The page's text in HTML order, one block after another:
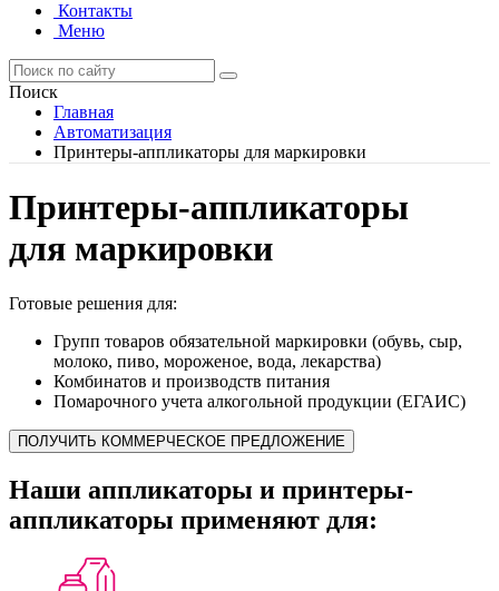
Контакты
Меню
Поиск
Главная
Автоматизация
Принтеры-аппликаторы для маркировки
Принтеры-аппликаторы
для маркировки
Готовые решения для:
Групп товаров обязательной маркировки (обувь, сыр,
молоко, пиво, мороженое, вода, лекарства)
Комбинатов и производств питания
Помарочного учета алкогольной продукции (ЕГАИС)
ПОЛУЧИТЬ КОММЕРЧЕСКОЕ ПРЕДЛОЖЕНИЕ
Наши аппликаторы и принтеры-
аппликаторы применяют для: